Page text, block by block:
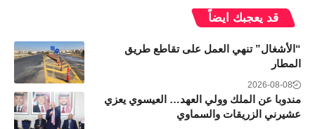
قد يعجبك ايضاً
“الأشغال” تنهي العمل على تقاطع طريق
المطار
2026-08-08
مندوبا عن الملك وولي العهد… العيسوي يعزي
عشيرني الزريقات والسماوي